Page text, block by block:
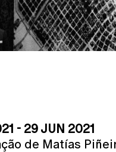
- 29 JUN 2021
de Matías